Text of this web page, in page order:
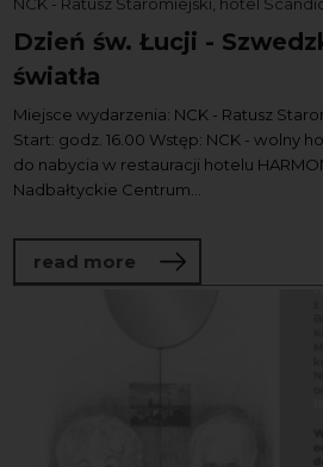
NCK - Ratusz Staromiejski, hotel
Dzień św. Łucji -
światła
Miejsce wydarzenia: NCK - Ratusz
Start: godz. 16.00 Wstęp: NCK - wolny
do nabycia w restauracji hotelu
Nadbałtyckie Centrum...
read more about Dzień św.